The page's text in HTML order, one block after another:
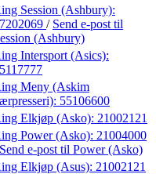
Session (Ashbury):
/ Send e-post til
(Ashbury)
Intersport (Asics):
Meny (Askim
55106600
Elkjøp (Asko): 21002121
Power (Asko): 21004000
Send e-post til Power (Asko)
Elkjøp (Asus): 21002121